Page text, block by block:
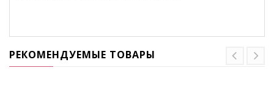
РЕКОМЕНДУЕМЫЕ ТОВАРЫ